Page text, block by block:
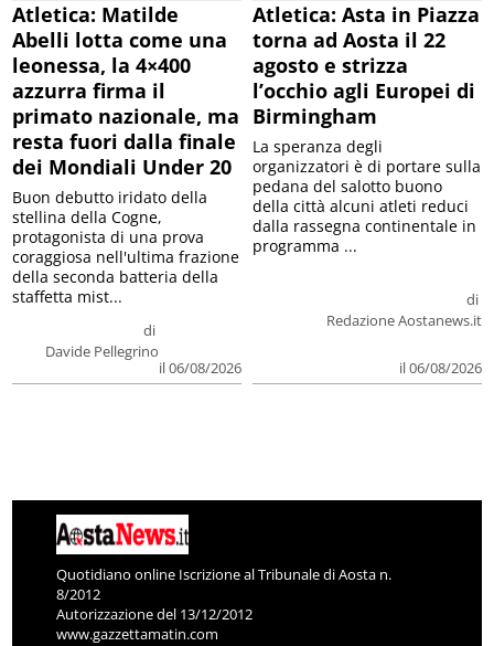
Atletica: Matilde
Abelli lotta come una
leonessa, la 4×400
azzurra firma il
primato nazionale, ma
resta fuori dalla finale
dei Mondiali Under 20
di
Davide Pellegrino
il 06/08/2026
Buon debutto iridato della
stellina della Cogne,
protagonista di una prova
coraggiosa nell'ultima frazione
della seconda batteria della
staffetta mist...
Atletica: Asta in Piazza
torna ad Aosta il 22
agosto e strizza
l’occhio agli Europei di
Birmingham
di
Redazione Aostanews.it
il 06/08/2026
La speranza degli
organizzatori è di portare sulla
pedana del salotto buono
della città alcuni atleti reduci
dalla rassegna continentale in
programma ...
Quotidiano online Iscrizione al Tribunale di Aosta n.
8/2012
Autorizzazione del 13/12/2012
www.gazzettamatin.com